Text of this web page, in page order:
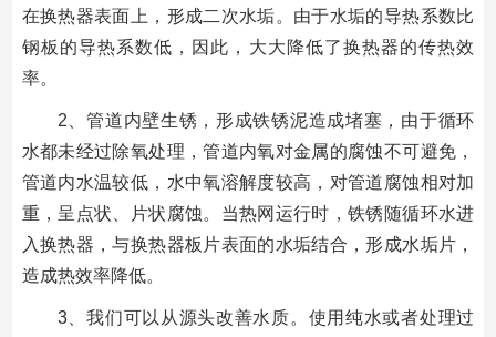
在换热器表面上，形成二次水垢。由于水垢的导热系数比
钢板的导热系数低，因此，大大降低了换热器的传热效
率。
2、管道内壁生锈，形成铁锈泥造成堵塞，由于循环
水都未经过除氧处理，管道内氧对金属的腐蚀不可避免，
管道内水温较低，水中氧溶解度较高，对管道腐蚀相对加
重，呈点状、片状腐蚀。当热网运行时，铁锈随循环水进
入换热器，与换热器板片表面的水垢结合，形成水垢片，
造成热效率降低。
3、我们可以从源头改善水质。使用纯水或者处理过